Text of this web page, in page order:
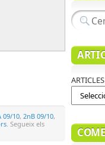
09/10, 2nB 09/10,
. Segueix els
ARTICLES